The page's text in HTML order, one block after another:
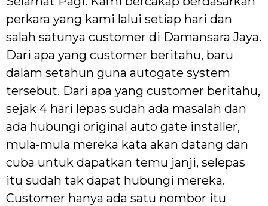
perkara yang kami lalui setiap hari dan
salah satunya customer di Damansara Jaya.
Dari apa yang customer beritahu, baru
dalam setahun guna autogate system
tersebut. Dari apa yang customer beritahu,
sejak 4 hari lepas sudah ada masalah dan
ada hubungi original auto gate installer,
mula-mula mereka kata akan datang dan
cuba untuk dapatkan temu janji, selepas
itu sudah tak dapat hubungi mereka.
Customer hanya ada satu nombor itu